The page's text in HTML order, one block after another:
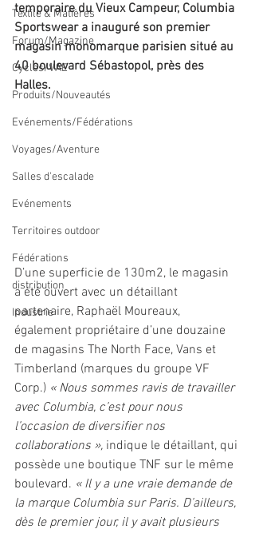
Textile & Matières
Forum/Magazine
Cycles/VAE
Produits/Nouveautés
Evénements/Fédérations
Voyages/Aventure
Salles d'escalade
Evénements
Territoires outdoor
Fédérations
distribution
Industrie
temporaire du Vieux Campeur, Columbia
Sportswear a inauguré son premier
magasin monomarque parisien situé au
40 boulevard Sébastopol, près des
Halles.
D’une superficie de 130m2, le magasin
a été ouvert avec un détaillant
partenaire, Raphaël Moureaux,
également propriétaire d’une douzaine
de magasins The North Face, Vans et
Timberland (marques du groupe VF
Corp.) « Nous sommes ravis de travailler
avec Columbia, c’est pour nous
l’occasion de diversifier nos
collaborations », indique le détaillant, qui
possède une boutique TNF sur le même
boulevard. « Il y a une vraie demande de
la marque Columbia sur Paris. D’ailleurs,
dès le premier jour, il y avait plusieurs